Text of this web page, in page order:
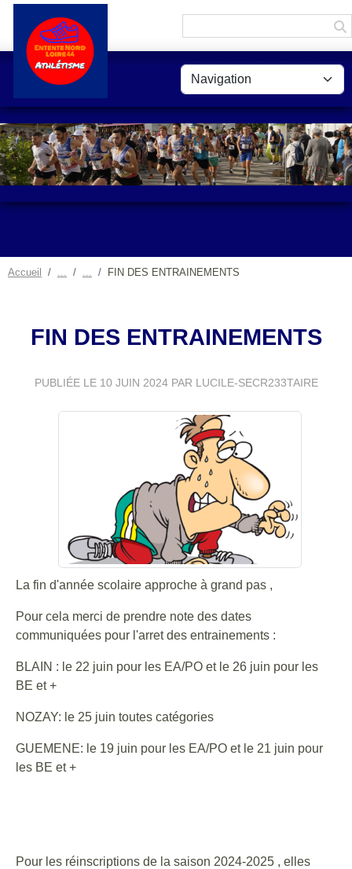
Accueil FIN DES ENTRAINEMENTS
FIN DES ENTRAINEMENTS
PUBLIÉE LE 10 JUIN 2024PAR LUCILE-SECR233TAIRE
La fin d'année scolaire approche à grand pas ,
Pour cela merci de prendre note des dates
communiquées pour l'arret des entrainements :
BLAIN : le 22 juin pour les EA/PO et le 26 juin pour les
BE et +
NOZAY: le 25 juin toutes catégories
GUEMENE: le 19 juin pour les EA/PO et le 21 juin pour
les BE et +
Pour les réinscriptions de la saison 2024-2025 , elles